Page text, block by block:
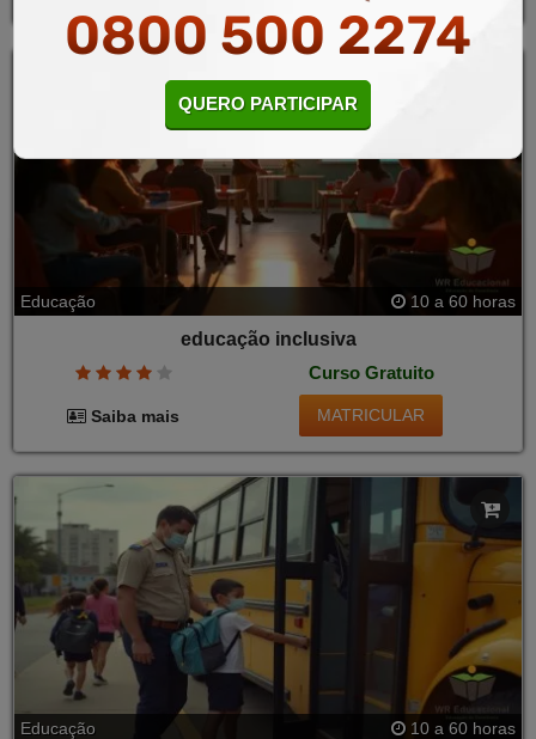
Educação 10 a 60 horas
educação inclusiva
Curso Gratuito
Saiba mais MATRICULAR
Educação 10 a 60 horas
0800 500 2274
QUERO PARTICIPAR